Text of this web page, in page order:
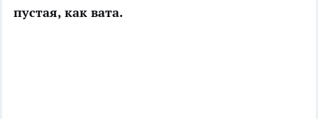
пустая, как вата.